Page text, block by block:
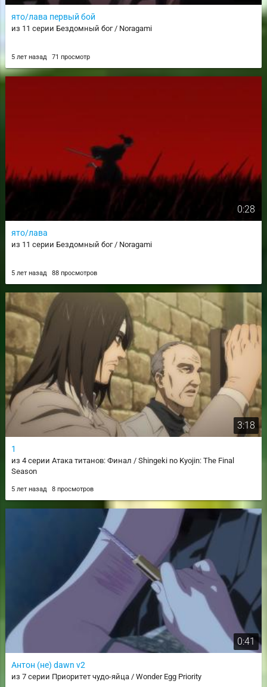
ято/лава первый бой
из 11 серии Бездомный бог / Noragami
5 лет назад 71 просмотр
0:28
ято/лава
из 11 серии Бездомный бог / Noragami
5 лет назад 88 просмотров
3:18
1
из 4 серии Атака титанов: Финал / Shingeki no Kyojin: The Final
Season
5 лет назад 8 просмотров
0:41
Антон (не) dawn v2
из 7 серии Приоритет чудо-яйца / Wonder Egg Priority